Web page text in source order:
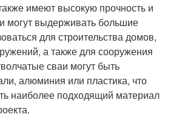
имеют высокую прочность и
могут выдерживать большие
для строительства домов,
а также для сооружения
сваи могут быть
алюминия или пластика, что
наиболее подходящий материал